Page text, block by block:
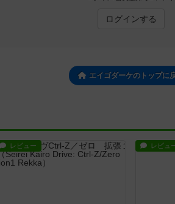
ログインする
エイゴダーケのトップに
レビュー レビュ